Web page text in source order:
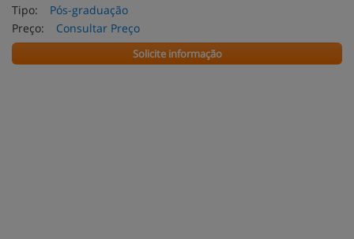
Tipo:
Pós-graduação
Preço:
Consultar Preço
Solicite informação